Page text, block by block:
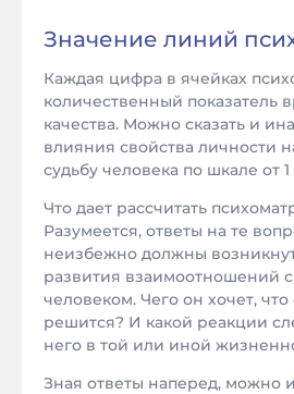
Значение линий
Каждая цифра в ячейках
количественный показатель
качества. Можно сказать и
влияния свойства личности
судьбу человека по шкале от 1
Что дает рассчитать
Разумеется, ответы на те
неизбежно должны
развития взаимоотношений
человеком. Чего он хочет,
решится? И какой реакции
него в той или иной
Зная ответы наперед, можно